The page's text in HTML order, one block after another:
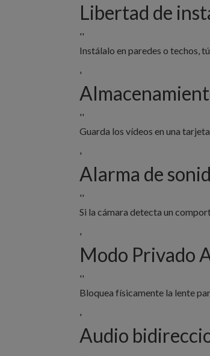
Libertad de
''
Instálalo en paredes o techos,
'
''
Guarda los vídeos en una
'
Alarma de
''
Si la cámara detecta un
'
Modo Privado
''
Bloquea físicamente la lente
'
Audio